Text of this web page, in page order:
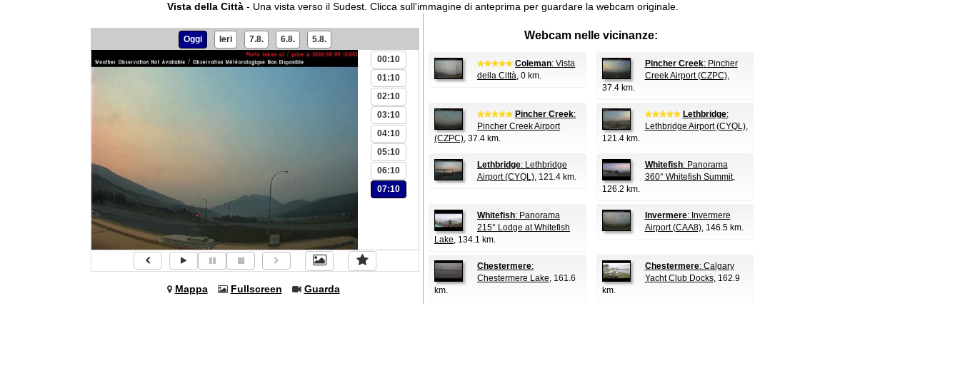
Vista della Città - Una vista verso il Sudest. Clicca sull'immagine di anteprima per guardare la webcam originale.
Oggi Ieri 7.8. 6.8. 5.8.
00:10
01:10
02:10
03:10
04:10
05:10
06:10
07:10
Mappa Fullscreen Guarda
Webcam nelle vicinanze:
Coleman: Vista
della Città, 0 km.
Pincher Creek: Pincher
Creek Airport (CZPC),
37.4 km.
Pincher Creek:
Pincher Creek Airport
(CZPC), 37.4 km.
Lethbridge:
Lethbridge Airport (CYQL),
121.4 km.
Lethbridge: Lethbridge
Airport (CYQL), 121.4 km.
Whitefish: Panorama
360° Whitefish Summit,
126.2 km.
Whitefish: Panorama
215° Lodge at Whitefish
Lake, 134.1 km.
Invermere: Invermere
Airport (CAA8), 146.5 km.
Chestermere:
Chestermere Lake, 161.6
km.
Chestermere: Calgary
Yacht Club Docks, 162.9
km.